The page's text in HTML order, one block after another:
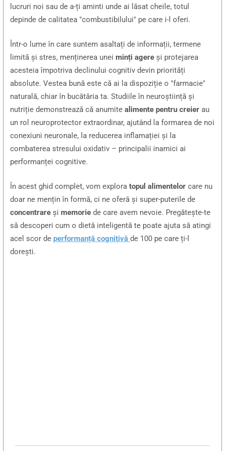
lucruri noi sau de a-ți aminti unde ai lăsat cheile, totul
depinde de calitatea "combustibilului" pe care i-l oferi.
Într-o lume în care suntem asaltați de informații, termene
limită și stres, menținerea uneiminți agere și protejarea
acesteia împotriva declinului cognitiv devin priorități
absolute. Vestea bună este că ai la dispoziție o "farmacie"
naturală, chiar în bucătăria ta. Studiile în neuroștiință și
nutriție demonstrează că anumitealimente pentru creier au
un rol neuroprotector extraordinar, ajutând la formarea de noi
conexiuni neuronale, la reducerea inflamației și la
combaterea stresului oxidativ – principalii inamici ai
performanței cognitive.
În acest ghid complet, vom exploratopul alimentelor care nu
doar ne mențin în formă, ci ne oferă și super-puterile de
concentrare șimemorie de care avem nevoie. Pregătește-te
să descoperi cum o dietă inteligentă te poate ajuta să atingi
acel scor deperformanță cognitivă de 100 pe care ți-l
dorești.